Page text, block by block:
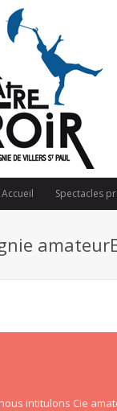
Accueil Spectacles
intitulons Cie